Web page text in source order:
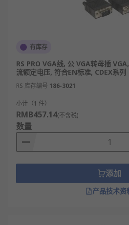
有库存
RS PRO VGA线, 公 VGA转母插
流额定电压, 符合EN标准, CDEX系列
RS 库存编号 186-3021
小计（1 件）
RMB457.14(不含税)
数量
添加
产品技术资